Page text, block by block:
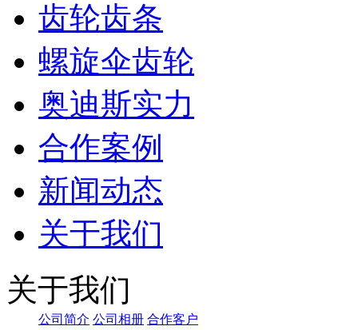
齿轮齿条
螺旋伞齿轮
奥迪斯实力
合作案例
新闻动态
关于我们
关于我们
公司简介 公司相册 合作客户